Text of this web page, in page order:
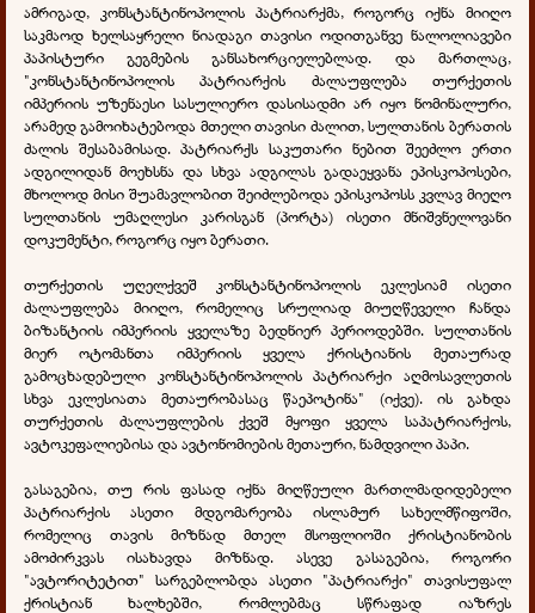
ამრიგად, კონსტანტინოპოლის პატრიარქმა, როგორც იქნა მიიღო
საკმაოდ ხელსაყრელი ნიადაგი თავისი ოდითგანვე ნალოლიავები
პაპისტური გეგმების განსახორციელებლად. და მართლაც,
"კონსტანტინოპოლის პატრიარქის ძალაუფლება თურქეთის
იმპერიის უზენაესი სასულიერო დასისადმი არ იყო ნომინალური,
არამედ გამოიხატებოდა მთელი თავისი ძალით, სულთანის ბერათის
ძალის შესაბამისად. პატრიარქს საკუთარი ნებით შეეძლო ერთი
ადგილიდან მოეხსნა და სხვა ადგილას გადაეყვანა ეპისკოპოსები,
მხოლოდ მისი შუამავლობით შეიძლებოდა ეპისკოპოსს კვლავ მიეღო
სულთანის უმაღლესი კარისგან (პორტა) ისეთი მნიშვნელოვანი
დოკუმენტი, როგორც იყო ბერათი.
თურქეთის უღელქვეშ კონსტანტინოპოლის ეკლესიამ ისეთი
ძალაუფლება მიიღო, რომელიც სრულიად მიუღწეველი ჩანდა
ბიზანტიის იმპერიის ყველაზე ბედნიერ პერიოდებში. სულთანის
მიერ ოტომანთა იმპერიის ყველა ქრისტიანის მეთაურად
გამოცხადებული კონსტანტინოპოლის პატრიარქი აღმოსავლეთის
სხვა ეკლესიათა მეთაურობასაც წაეპოტინა" (იქვე). ის გახდა
თურქეთის ძალაუფლების ქვეშ მყოფი ყველა საპატრიარქოს,
ავტოკეფალიებისა და ავტონომიების მეთაური, ნამდვილი პაპი.
გასაგებია, თუ რის ფასად იქნა მიღწეული მართლმადიდებელი
პატრიარქის ასეთი მდგომარეობა ისლამურ სახელმწიფოში,
რომელიც თავის მიზნად მთელ მსოფლიოში ქრისტიანობის
ამოძირკვას ისახავდა მიზნად. ასევე გასაგებია, როგორი
"ავტორიტეტით" სარგებლობდა ასეთი "პატრიარქი" თავისუფალ
ქრისტიან ხალხებში, რომლებმაც სწრაფად იაზრეს